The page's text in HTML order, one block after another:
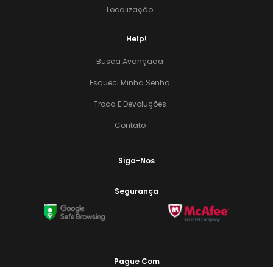
Localização
Help!
Busca Avançada
Esqueci Minha Senha
Troca E Devoluções
Contato
Siga-Nos
Segurança
Pague Com